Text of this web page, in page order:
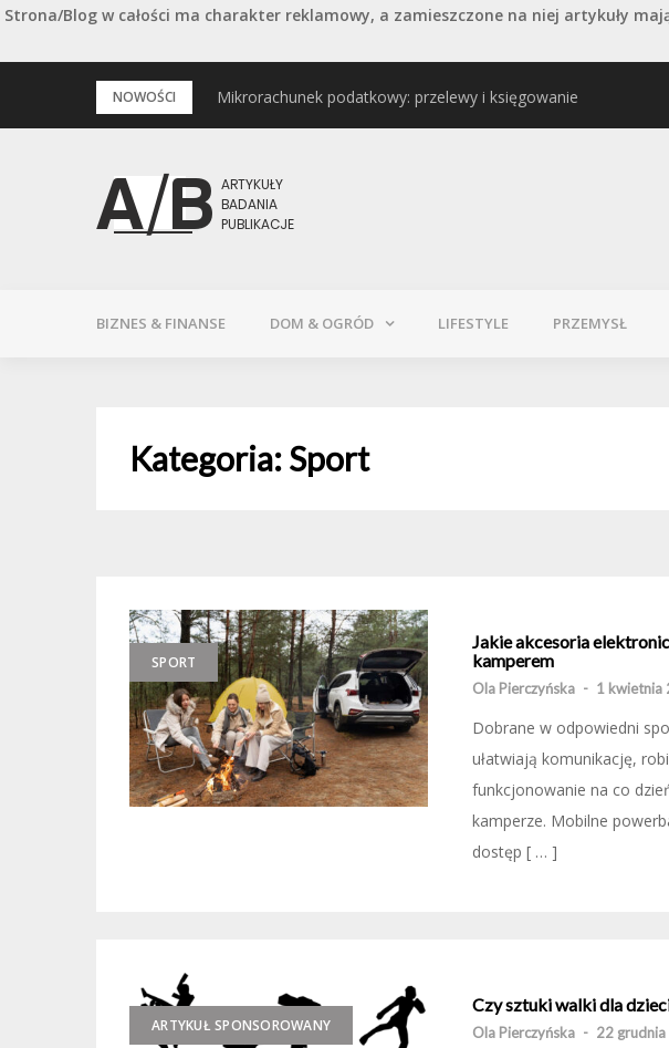
Strona/Blog w całości ma charakter reklamowy, a zamieszczone na niej artykuły
NOWOŚCI Mikrorachunek podatkowy: przelewy i księgowanie
Podstawowe rodzaje śrub – przegląd najważniejszych typów
BIZNES & FINANSE DOM & OGRÓD LIFESTYLE PRZEMYSŁ
Kategoria:Sport
SPORT
Jakie akcesoria
kamperem
Ola Pierczyńska - 1 kwietnia
Dobrane w odpowiedni
ułatwiają komunikację,
funkcjonowanie na co
kamperze. Mobilne
dostęp [ … ]
ARTYKUŁ SPONSOROWANY
Czy sztuki walki dla
Ola Pierczyńska - 22